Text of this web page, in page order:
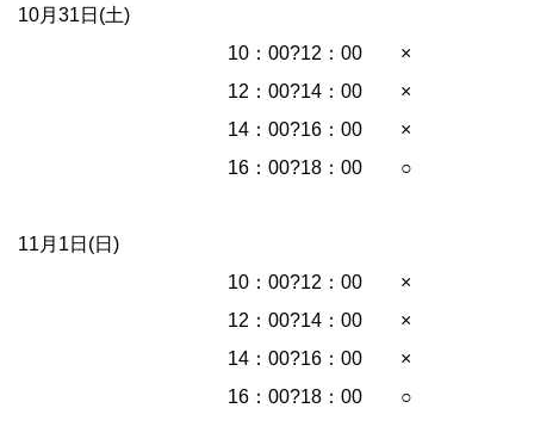
10月31日(土)
10：00?12：00 ×
12：00?14：00 ×
14：00?16：00 ×
16：00?18：00 ○
11月1日(日)
10：00?12：00 ×
12：00?14：00 ×
14：00?16：00 ×
16：00?18：00 ○